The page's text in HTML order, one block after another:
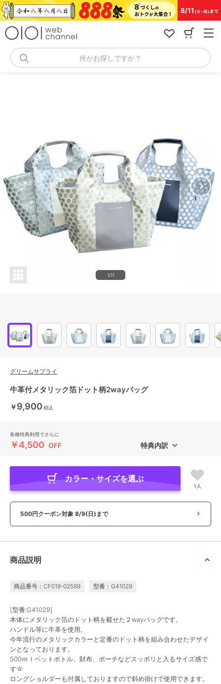
コ
ン
何かお探しですか？
1/11
グリームサプライ
牛革付メタリック箔ドット柄2wayバッグ
￥9,900 税込
各種特典利用でさらに
￥4,500 OFF 特典内訳
カラー・サイズを選ぶ
1人
500円クーポン対象 8/9(日)まで
商品説明
商品番号：CF019-02599 型番：G41029
[型番:G41029]
本体にメタリック箔のドット柄を載せた２wayバッグです。
ハンドル等に牛革を使用。
今年流行のメタリックカラーと定番のドット柄を組み合わせたデザイ
ンとなっております。
500ｍｌペットボトル、財布、ポーチなどスッポリと入るサイズ感で
す☆
ロングショルダーも付属しておりますので斜め掛けで使用できます。